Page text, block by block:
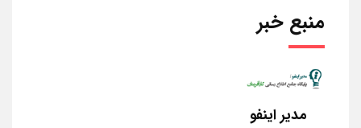
منبع خبر
مدیر اینفو